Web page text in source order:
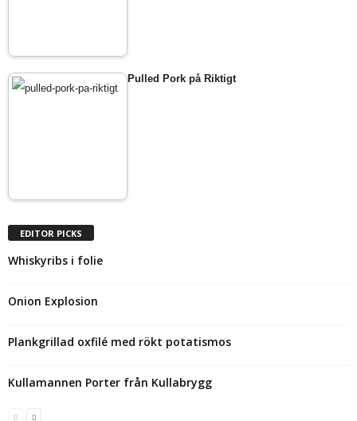
Pulled Pork på Riktigt
EDITOR PICKS
Whiskyribs i folie
Onion Explosion
Plankgrillad oxfilé med rökt potatismos
Kullamannen Porter från Kullabrygg